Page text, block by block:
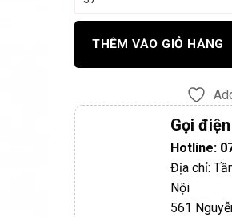
THÊM VÀO GIỎ HÀNG
Gọi
Hotline:
Địa chỉ:
Nội
561